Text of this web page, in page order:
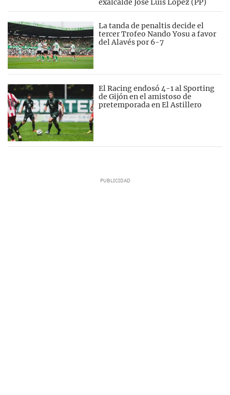
exalcalde José Luis López (PP)
La tanda de penaltis decide el
tercer Trofeo Nando Yosu a favor
del Alavés por 6-7
El Racing endosó 4-1 al Sporting
de Gijón en el amistoso de
pretemporada en El Astillero